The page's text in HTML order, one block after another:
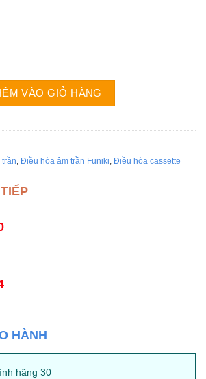
âm trần 36000BTU 2 chiều số
VÀO GIỎ HÀNG
, Điều hòa âm trần Funiki, Điều hòa cassette
HÀNH
hãng 30